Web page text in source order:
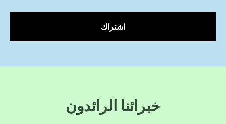
اشتراك
خبرائنا الرائدون